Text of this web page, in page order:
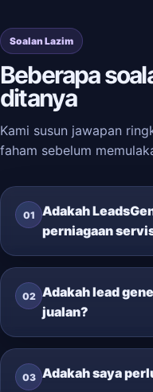
Soalan Lazim
Beberapa
ditanya
Kami susun jawapan
faham sebelum
01
Adakah
perniagaan
02 Adakah lead
jualan?
03 Adakah saya